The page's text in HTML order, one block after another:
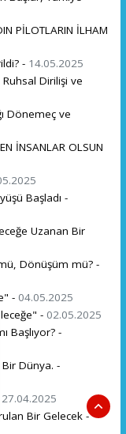
PİLOTLARIN İLHAM
- 14.05.2025
Dirilişi ve
Dönemeç ve
İNSANLAR OLSUN
Başladı -
Uzanan Bir
Dönüşüm mü? -
- 04.05.2025
- 02.05.2025
Başlıyor? -
Dünya. -
27.04.2025
Bir Gelecek -